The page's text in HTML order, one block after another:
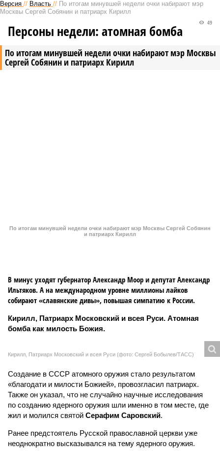
Версия // Власть // По итогам минувшей недели очки набирают мэр
Москвы Сергей Собянин и патриарх Кирилл
По итогам минувшей недели очки набирают мэр Москвы
Сергей Собянин и патриарх Кирилл
49
Персоны недели: атомная бомба
Кирилл, Патриарх Московский и всея Руси (фото: Сергей Бобылев/ТАСС)
Также он указал, что не случайно научные исследования
по созданию ядерного оружия шли именно в том месте, где
жил и молился святойСерафим Саровский.
Ранее предстоятель Русской православной церкви уже
неоднократно высказывался на тему ядерного оружия.
промыслу», а в 2024-м назвал споры об угрозе
алармизмом, подчеркнув, что христиане не боятся конца
света.
Злопыхатели ёрничают: мол, а американцам, которые
Священный синод в 1986 году предупреждал об опасности
применения ядерного оружия. Но они не понимают того, что